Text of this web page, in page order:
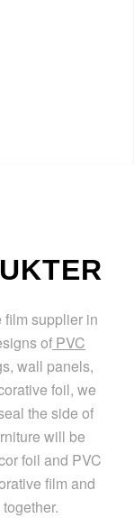
supplier in
ofPVC
wall panels,
foil, we
the side of
will be
foil and PVC
film and